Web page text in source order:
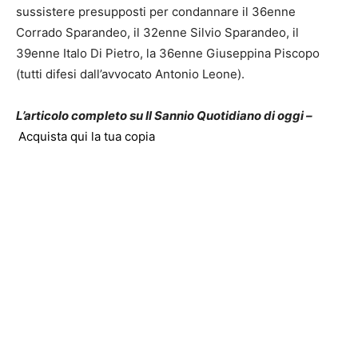
sussistere presupposti per condannare il 36enne
Corrado Sparandeo, il 32enne Silvio Sparandeo, il
39enne Italo Di Pietro, la 36enne Giuseppina Piscopo
(tutti difesi dall’avvocato Antonio Leone).
L’articolo completo su Il Sannio Quotidiano di oggi –
Acquista qui la tua copia